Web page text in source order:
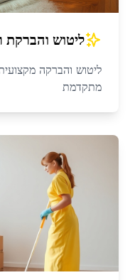
ליטוש והברקת
ליטוש והברקה
מתקדמת